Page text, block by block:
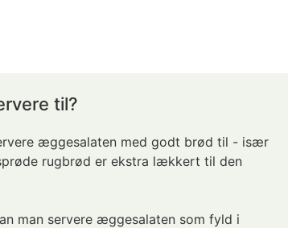
til?
æggesalaten med godt brød til - især
rugbrød er ekstra lækkert til den
man servere æggesalaten som fyld i